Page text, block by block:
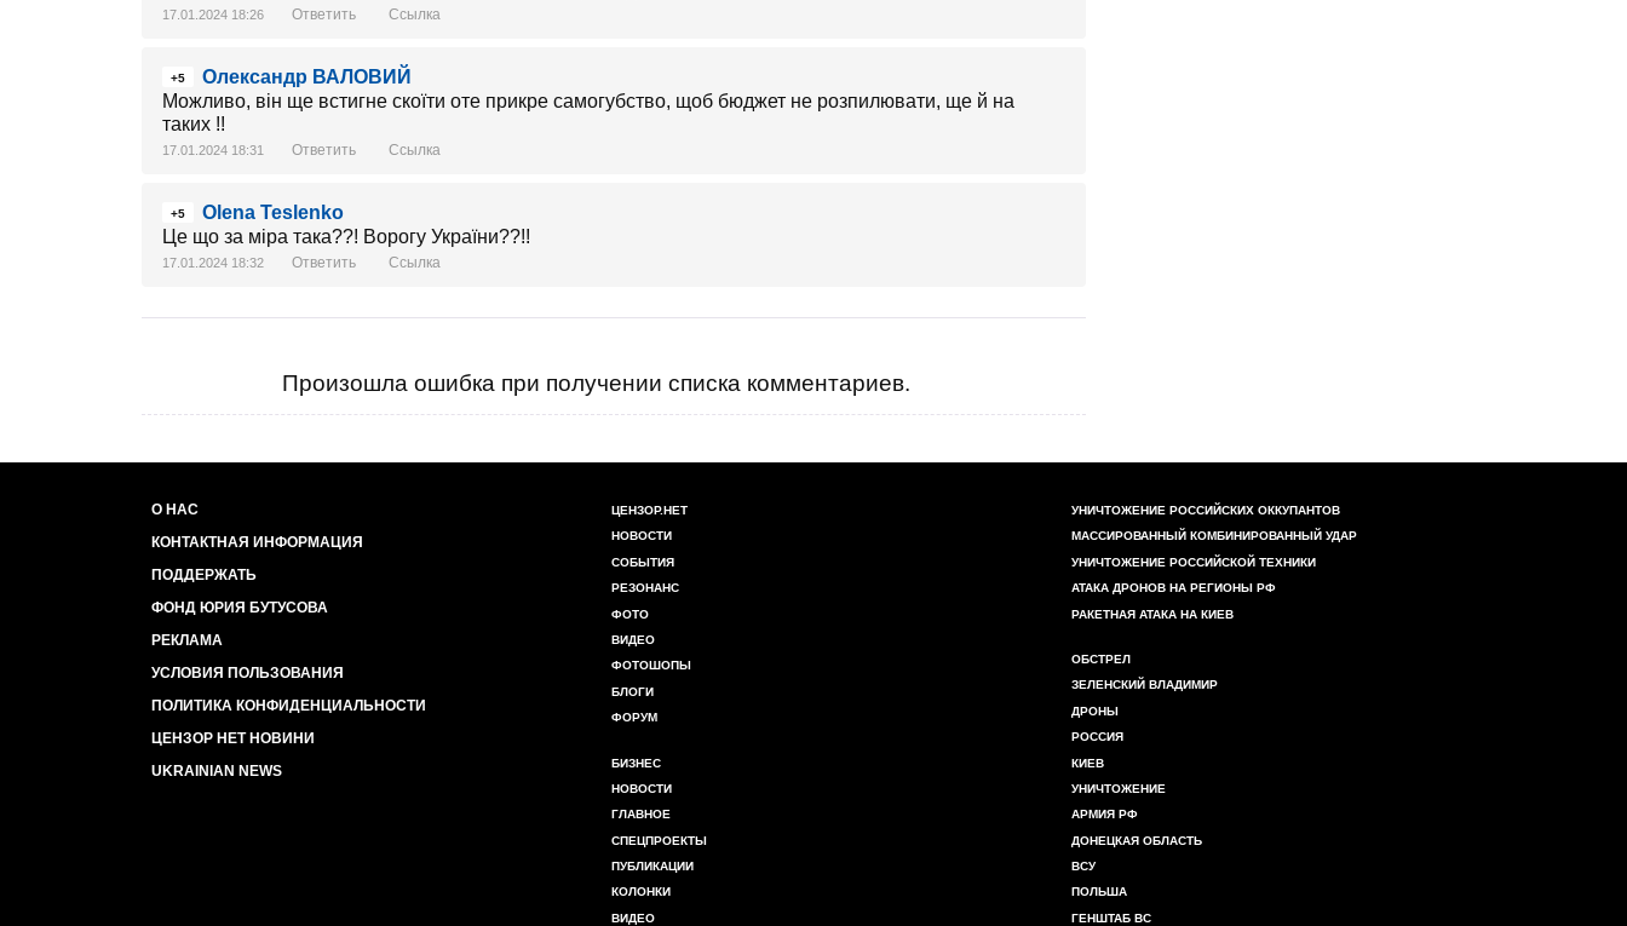
17.01.2024 18:26 Ответить Ссылка
+5
Олександр ВАЛОВИЙ
Можливо, він ще встигне скоїти оте прикре самогубство, щоб бюджет не розпилювати, ще й на
таких !!
17.01.2024 18:31 Ответить Ссылка
+5
Olena Teslenko
Це що за міра така??! Ворогу України??!!
17.01.2024 18:32 Ответить Ссылка
Произошла ошибка при получении списка комментариев.
О НАС
КОНТАКТНАЯ ИНФОРМАЦИЯ
ПОДДЕРЖАТЬ
ФОНД ЮРИЯ БУТУСОВА
РЕКЛАМА
УСЛОВИЯ ПОЛЬЗОВАНИЯ
ПОЛИТИКА КОНФИДЕНЦИАЛЬНОСТИ
ЦЕНЗОР НЕТ НОВИНИ
UKRAINIAN NEWS
ЦЕНЗОР.НЕТ
НОВОСТИ
СОБЫТИЯ
РЕЗОНАНС
ФОТО
ВИДЕО
ФОТОШОПЫ
БЛОГИ
ФОРУМ
БИЗНЕС
НОВОСТИ
ГЛАВНОЕ
СПЕЦПРОЕКТЫ
ПУБЛИКАЦИИ
КОЛОНКИ
ВИДЕО
УНИЧТОЖЕНИЕ РОССИЙСКИХ ОККУПАНТОВ
МАССИРОВАННЫЙ КОМБИНИРОВАННЫЙ УДАР
УНИЧТОЖЕНИЕ РОССИЙСКОЙ ТЕХНИКИ
АТАКА ДРОНОВ НА РЕГИОНЫ РФ
РАКЕТНАЯ АТАКА НА КИЕВ
ОБСТРЕЛ
ЗЕЛЕНСКИЙ ВЛАДИМИР
ДРОНЫ
РОССИЯ
КИЕВ
УНИЧТОЖЕНИЕ
АРМИЯ РФ
ДОНЕЦКАЯ ОБЛАСТЬ
ВСУ
ПОЛЬША
ГЕНШТАБ ВС